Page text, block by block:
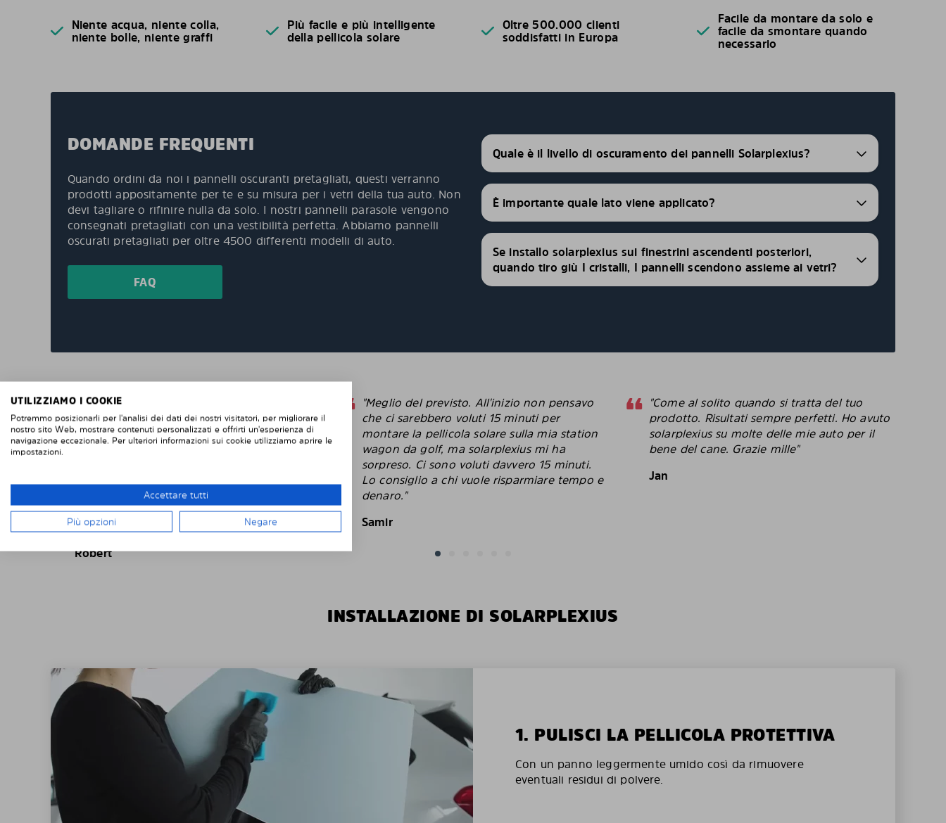
Niente acqua, niente colla,
niente bolle, niente graffi
Più facile e più intelligente
della pellicola solare
Oltre 500.000 clienti
soddisfatti in Europa
Facile da montare da solo e
facile da smontare quando
necessario
DOMANDE FREQUENTI
Quando ordini da noi i pannelli oscuranti pretagliati, questi verranno
prodotti appositamente per te e su misura per i vetri della tua auto. Non
devi tagliare o rifinire nulla da solo. I nostri pannelli parasole vengono
consegnati pretagliati con una vestibilità perfetta. Abbiamo pannelli
oscurati pretagliati per oltre 4500 differenti modelli di auto.
FAQ
Quale è il livello di oscuramento dei pannelli Solarplexius?
È importante quale lato viene applicato?
Se installo solarplexius sui finestrini ascendenti posteriori,
quando tiro giù I cristalli, I pannelli scendono assieme ai vetri?
"Consegna veloce e facile installazione, due
grandi finestrini posteriori e due piccoli
finestrini posteriori sulle porte posteriori di
un Renault Trafic. Se vuoi rimuoverli, è facile,
questi sembrino più intelligenti delle pellicole
protettive che attacchi direttamente alla
finestra. "
Robert
"Meglio del previsto. All'inizio non pensavo
che ci sarebbero voluti 15 minuti per
montare la pellicola solare sulla mia station
wagon da golf, ma solarplexius mi ha
sorpreso. Ci sono voluti davvero 15 minuti.
Lo consiglio a chi vuole risparmiare tempo e
denaro."
Samir
"Come al solito quando si tratta del tuo
prodotto. Risultati sempre perfetti. Ho avuto
solarplexius su molte delle mie auto per il
bene del cane. Grazie mille"
Jan
INSTALLAZIONE DI SOLARPLEXIUS
1. PULISCI LA PELLICOLA PROTETTIVA
Con un panno leggermente umido così da rimuovere
eventuali residui di polvere.
UTILIZZIAMO I COOKIE
Potremmo posizionarli per l'analisi dei dati dei nostri visitatori, per migliorare il
nostro sito Web, mostrare contenuti personalizzati e offrirti un'esperienza di
navigazione eccezionale. Per ulteriori informazioni sui cookie utilizziamo aprire le
impostazioni.
Accettare tutti
Più opzioni Negare